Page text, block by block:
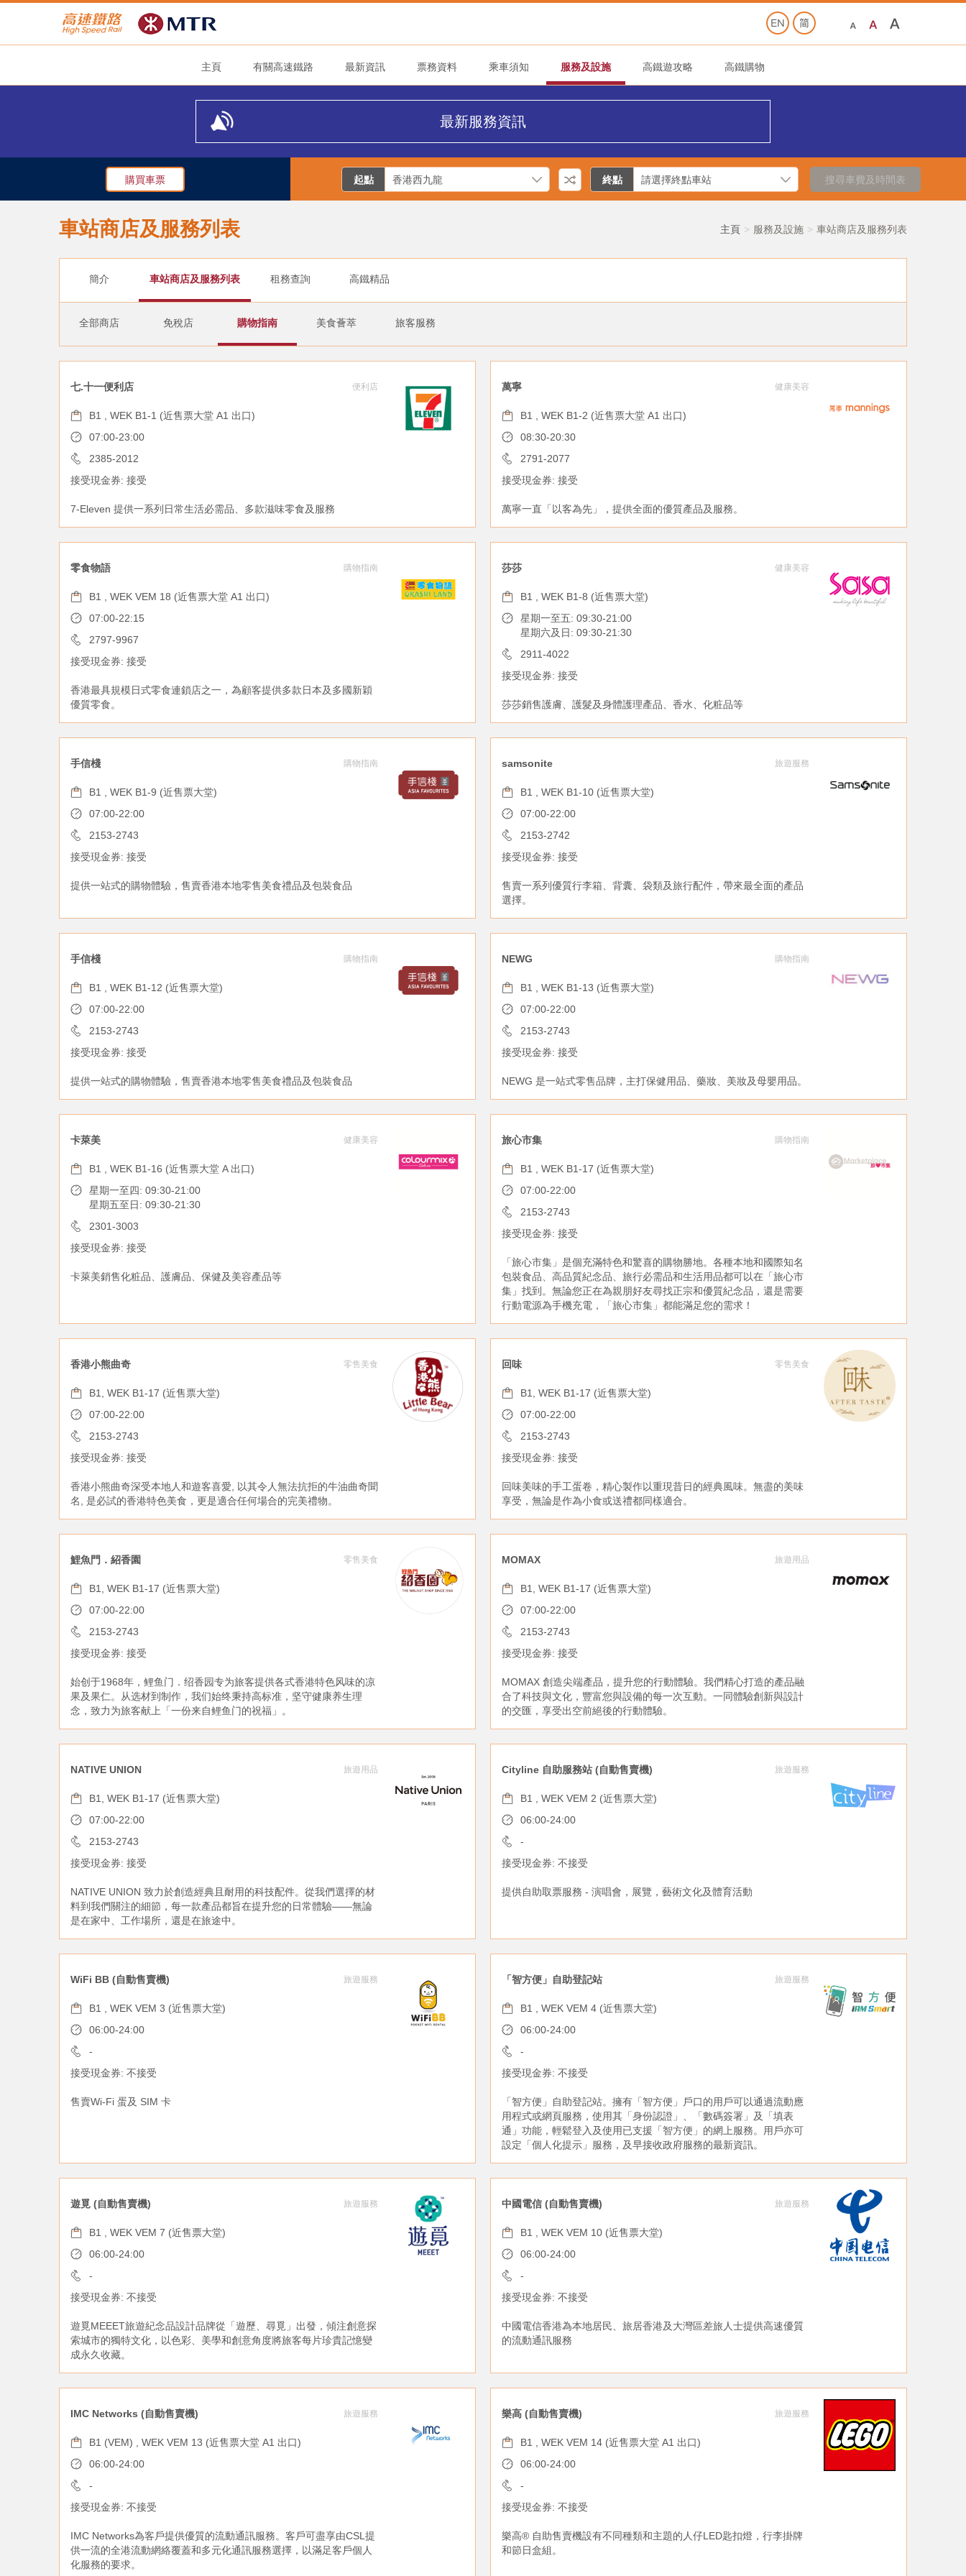
主頁 有關高速鐵路 最新資訊 票務資料 乘車須知 服務及設施 高鐵遊攻略 高鐵購物
最新服務資訊
購買車票 起點 終點 搜尋車費及時間表
主頁 服務及設施 車站商店及服務列表
車站商店及服務列表
簡介 車站商店及服務列表 租務查詢 高鐵精品
全部商店 免稅店 購物指南 美食薈萃 旅客服務
七.十一便利店 便利店
B1 , WEK B1-1 (近售票大堂 A1 出口)
07:00-23:00
2385-2012
接受現金券: 接受
7-Eleven 提供一系列日常生活必需品、多款滋味零食及服務
萬寧 健康美容
B1 , WEK B1-2 (近售票大堂 A1 出口)
08:30-20:30
2791-2077
接受現金券: 接受
萬寧一直「以客為先」，提供全面的優質產品及服務。
零食物語 購物指南
B1 , WEK VEM 18 (近售票大堂 A1 出口)
07:00-22:15
2797-9967
接受現金券: 接受
香港最具規模日式零食連鎖店之一，為顧客提供多款日本及多國新穎
優質零食。
莎莎 健康美容
B1 , WEK B1-8 (近售票大堂)
星期一至五: 09:30-21:00
星期六及日: 09:30-21:30
2911-4022
接受現金券: 接受
莎莎銷售護膚、護髮及身體護理產品、香水、化粧品等
手信棧 購物指南
B1 , WEK B1-9 (近售票大堂)
07:00-22:00
2153-2743
接受現金券: 接受
提供一站式的購物體驗，售賣香港本地零售美食禮品及包裝食品
samsonite 旅遊服務
B1 , WEK B1-10 (近售票大堂)
07:00-22:00
2153-2742
接受現金券: 接受
售賣一系列優質行李箱、背囊、袋類及旅行配件，帶來最全面的產品
選擇。
手信棧 購物指南
B1 , WEK B1-12 (近售票大堂)
07:00-22:00
2153-2743
接受現金券: 接受
提供一站式的購物體驗，售賣香港本地零售美食禮品及包裝食品
NEWG 購物指南
B1 , WEK B1-13 (近售票大堂)
07:00-22:00
2153-2743
接受現金券: 接受
NEWG 是一站式零售品牌，主打保健用品、藥妝、美妝及母嬰用品。
卡萊美 健康美容
B1 , WEK B1-16 (近售票大堂 A 出口)
星期一至四: 09:30-21:00
星期五至日: 09:30-21:30
2301-3003
接受現金券: 接受
卡萊美銷售化粧品、護膚品、保健及美容產品等
旅心市集 購物指南
B1 , WEK B1-17 (近售票大堂)
07:00-22:00
2153-2743
接受現金券: 接受
「旅心市集」是個充滿特色和驚喜的購物勝地。各種本地和國際知名
包裝食品、高品質紀念品、旅行必需品和生活用品都可以在「旅心市
集」找到。無論您正在為親朋好友尋找正宗和優質紀念品，還是需要
行動電源為手機充電，「旅心市集」都能滿足您的需求！
香港小熊曲奇 零售美食
B1, WEK B1-17 (近售票大堂)
07:00-22:00
2153-2743
接受現金券: 接受
香港小熊曲奇深受本地人和遊客喜愛, 以其令人無法抗拒的牛油曲奇聞
名, 是必試的香港特色美食，更是適合任何場合的完美禮物。
回味 零售美食
B1, WEK B1-17 (近售票大堂)
07:00-22:00
2153-2743
接受現金券: 接受
回味美味的手工蛋卷，精心製作以重現昔日的經典風味。無盡的美味
享受，無論是作為小食或送禮都同樣適合。
鯉魚門．紹香園 零售美食
B1, WEK B1-17 (近售票大堂)
07:00-22:00
2153-2743
接受現金券: 接受
始创于1968年，鲤鱼门．绍香园专为旅客提供各式香港特色风味的凉
果及果仁。从选材到制作，我们始终秉持高标准，坚守健康养生理
念，致力为旅客献上「一份来自鲤鱼门的祝福」。
MOMAX 旅遊用品
B1, WEK B1-17 (近售票大堂)
07:00-22:00
2153-2743
接受現金券: 接受
MOMAX 創造尖端產品，提升您的行動體驗。我們精心打造的產品融
合了科技與文化，豐富您與設備的每一次互動。一同體驗創新與設計
的交匯，享受出空前絕後的行動體驗。
NATIVE UNION 旅遊用品
B1, WEK B1-17 (近售票大堂)
07:00-22:00
2153-2743
接受現金券: 接受
NATIVE UNION 致力於創造經典且耐用的科技配件。從我們選擇的材
料到我們關注的細節，每一款產品都旨在提升您的日常體驗——無論
是在家中、工作場所，還是在旅途中。
Cityline 自助服務站 (自動售賣機) 旅遊服務
B1 , WEK VEM 2 (近售票大堂)
06:00-24:00
-
接受現金券: 不接受
提供自助取票服務 - 演唱會，展覽，藝術文化及體育活動
WiFi BB (自動售賣機) 旅遊服務
B1 , WEK VEM 3 (近售票大堂)
06:00-24:00
-
接受現金券: 不接受
售賣Wi-Fi 蛋及 SIM 卡
「智方便」自助登記站 旅遊服務
B1 , WEK VEM 4 (近售票大堂)
06:00-24:00
-
接受現金券: 不接受
「智方便」自助登記站。擁有「智方便」戶口的用戶可以通過流動應
用程式或網頁服務，使用其「身份認證」、「數碼簽署」及「填表
通」功能，輕鬆登入及使用已支援「智方便」的網上服務。用戶亦可
設定「個人化提示」服務，及早接收政府服務的最新資訊。
遊覓 (自動售賣機) 旅遊服務
B1 , WEK VEM 7 (近售票大堂)
06:00-24:00
-
接受現金券: 不接受
遊覓MEEET旅遊紀念品設計品牌從「遊歷、尋覓」出發，傾注創意探
索城市的獨特文化，以色彩、美學和創意角度將旅客每片珍貴記憶變
成永久收藏。
中國電信 (自動售賣機) 旅遊服務
B1 , WEK VEM 10 (近售票大堂)
06:00-24:00
-
接受現金券: 不接受
中國電信香港為本地居民、旅居香港及大灣區差旅人士提供高速優質
的流動通訊服務
IMC Networks (自動售賣機) 旅遊服務
B1 (VEM) , WEK VEM 13 (近售票大堂 A1 出口)
06:00-24:00
-
接受現金券: 不接受
IMC Networks為客戶提供優質的流動通訊服務。客戶可盡享由CSL提
供一流的全港流動網絡覆蓋和多元化通訊服務選擇，以滿足客戶個人
化服務的要求。
樂高 (自動售賣機) 旅遊服務
B1 , WEK VEM 14 (近售票大堂 A1 出口)
06:00-24:00
-
接受現金券: 不接受
樂高® 自助售賣機設有不同種類和主題的人仔LED匙扣燈，行李掛牌
和節日盒組。